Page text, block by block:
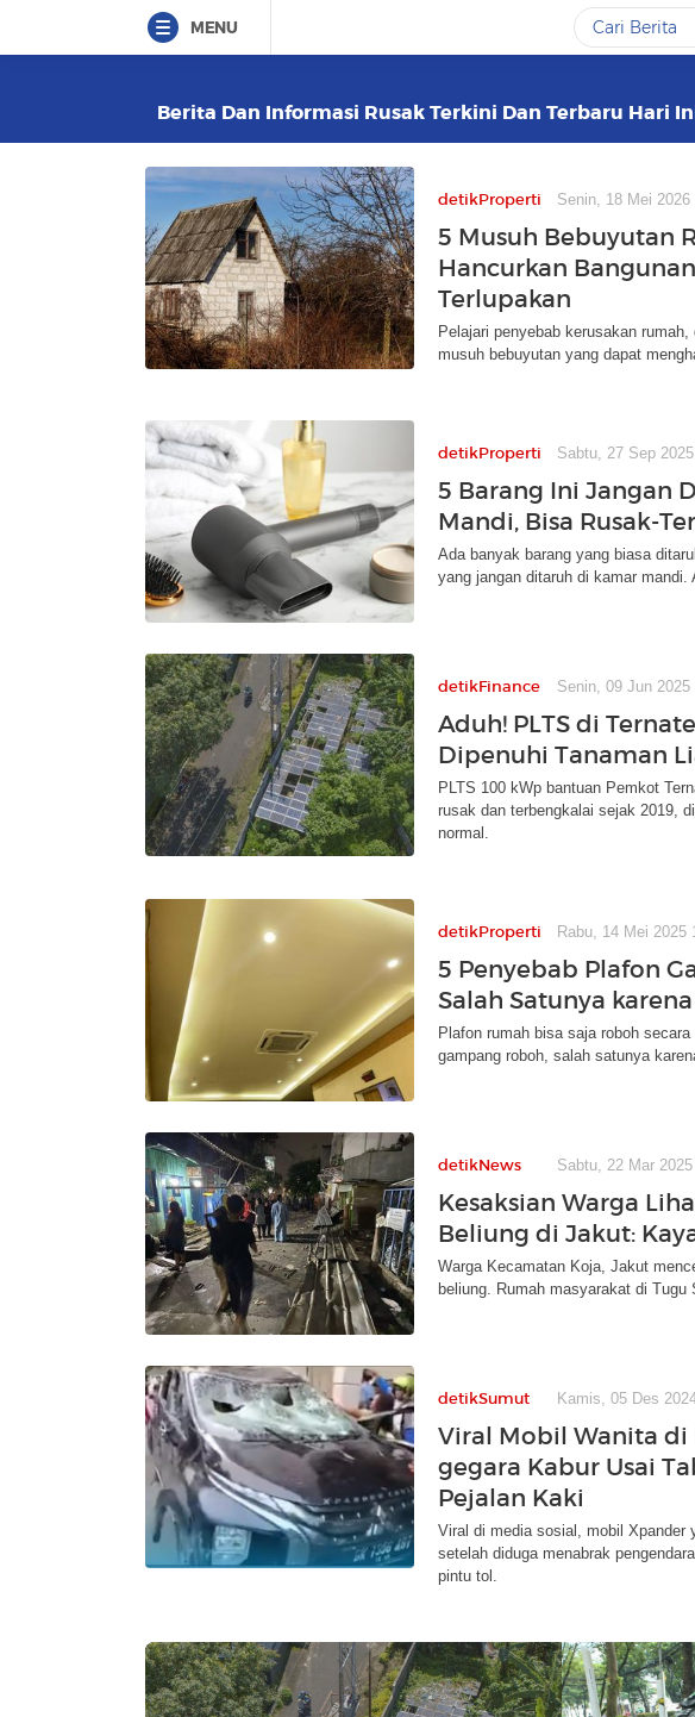
MENU
Berita Dan Informasi Rusak Terkini Dan Terbaru Hari
detikProperti Senin, 18 Mei 2026
5 Musuh Bebuyutan
Hancurkan
Terlupakan
Pelajari penyebab kerusakan
musuh bebuyutan yang dapat
detikProperti Sabtu, 27 Sep
5 Barang Ini Jangan
Mandi, Bisa Rusak-
Ada banyak barang yang biasa
yang jangan ditaruh di kamar mandi.
detikFinance Senin, 09 Jun 2025
Aduh! PLTS di
Dipenuhi Tanaman
PLTS 100 kWp bantuan Pemkot
rusak dan terbengkalai sejak 2019,
normal.
detikProperti Rabu, 14 Mei 2025
5 Penyebab Plafon
Salah Satunya
Plafon rumah bisa saja roboh
gampang roboh, salah satunya
detikNews Sabtu, 22 Mar
Kesaksian Warga
Beliung di Jakut:
Warga Kecamatan Koja, Jakut
beliung. Rumah masyarakat di
detikSumut Kamis, 05 Des
Viral Mobil Wanita di
gegara Kabur Usai
Pejalan Kaki
Viral di media sosial, mobil Xpander
setelah diduga menabrak
pintu tol.